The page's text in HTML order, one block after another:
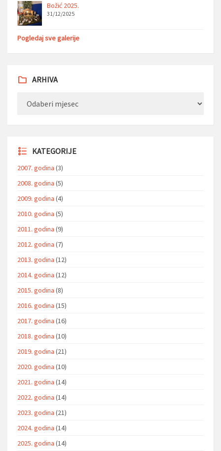
Božić 2025.
31/12/2025
Pogledaj sve galerije
ARHIVA
KATEGORIJE
2007. godina (3)
2008. godina (5)
2009. godina (4)
2010. godina (5)
2011. godina (9)
2012. godina (7)
2013. godina (12)
2014. godina (12)
2015. godina (8)
2016. godina (15)
2017. godina (16)
2018. godina (10)
2019. godina (21)
2020. godina (10)
2021. godina (14)
2022. godina (14)
2023. godina (21)
2024. godina (14)
2025. godina (14)